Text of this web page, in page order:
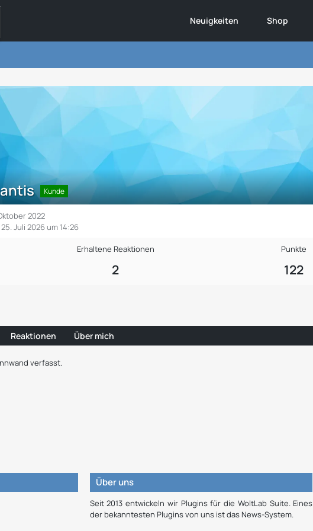
Neuigkeiten Shop
Kunde
2022
25. Juli 2026 um 14:26
Erhaltene Reaktionen
2
Punkte
122
Reaktionen Über mich
verfasst.
Über uns
Seit 2013 entwickeln wir Plugins für die WoltLab Suite. Eines
der bekanntesten Plugins von uns ist das News-System.